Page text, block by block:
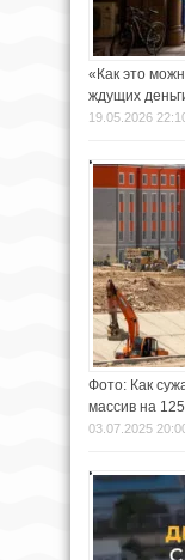
«Как это
ждущих
19.05.2026
Фото: Как
массив на
03.07.2025